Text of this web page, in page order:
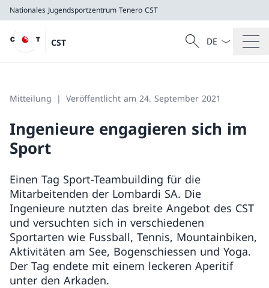
Nationales Jugendsportzentrum Tenero CST
CST
CST
Suche
Suche
Sprach
Mitteilung Veröffentlicht am 24. September 2021
Ingenieure engagieren sich im
Sport
Einen Tag Sport-Teambuilding für die
Mitarbeitenden der Lombardi SA. Die
Ingenieure nutzten das breite Angebot des CST
und versuchten sich in verschiedenen
Sportarten wie Fussball, Tennis, Mountainbiken,
Aktivitäten am See, Bogenschiessen und Yoga.
Der Tag endete mit einem leckeren Aperitif
unter den Arkaden.